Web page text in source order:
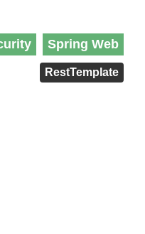
Spring Web
RestTemplate